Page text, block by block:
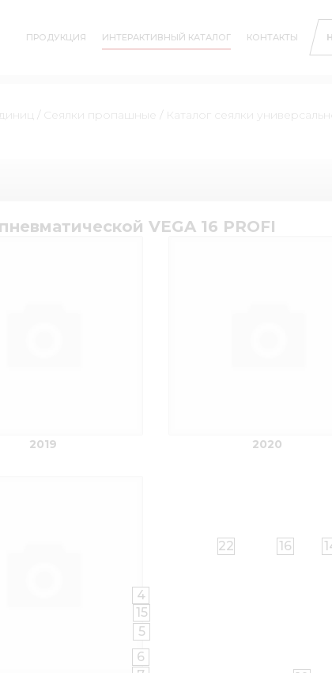
ПРОДУКЦИЯ ИНТЕРАКТИВНЫЙ КАТАЛОГ КОНТАКТЫ
/ Сеялки пропашные / Каталог сеялки
VEGA 16 PROFI
2019 2020
4
5
6
15
16
22